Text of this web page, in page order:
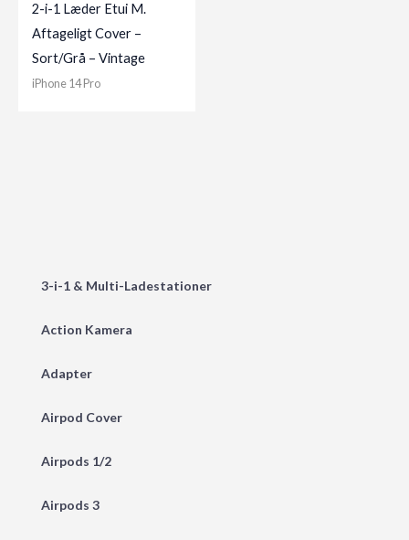
3-i-1 & Multi-Ladestationer
Action Kamera
Adapter
Airpod Cover
Airpods 1/2
Airpods 3
2-i-1 Læder Etui M.
Aftageligt Cover –
Sort/Grå – Vintage
iPhone 14 Pro